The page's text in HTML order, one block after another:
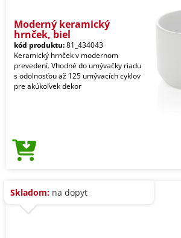
Moderný keramický
hrnček, biel
kód produktu:81_434043
Keramický hrnček v modernom
prevedení. Vhodné do umývačky riadu
s odolnosťou až 125 umývacích cyklov
pre akúkoľvek dekor
Skladom: na dopyt